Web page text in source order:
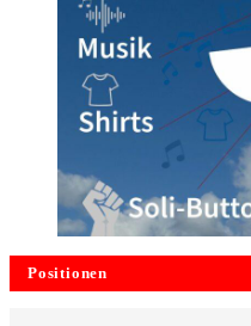
Positionen